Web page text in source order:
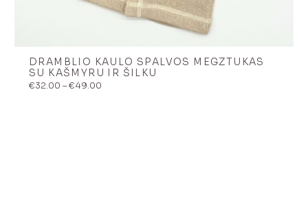
DRAMBLIO KAULO SPALVOS MEGZTUKAS
SU KAŠMYRU IR ŠILKU
€32.00 –€49.00